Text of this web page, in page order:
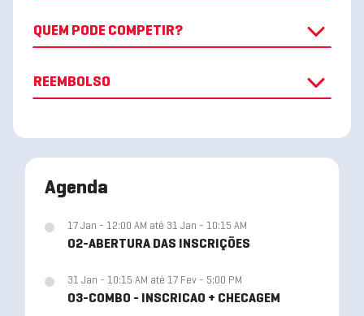
QUEM PODE COMPETIR?
REEMBOLSO
Agenda
17 Jan - 12:00 AM até 31 Jan - 10:15 AM
02-ABERTURA DAS INSCRIÇÕES
31 Jan - 10:15 AM até 17 Fev - 5:00 PM
03-COMBO - INSCRICAO + CHECAGEM